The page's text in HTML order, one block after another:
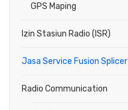
GPS Maping
Izin Stasiun Radio (ISR)
Jasa Service Fusion Splicer
Radio Communication